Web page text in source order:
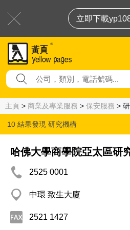
立即下載
主頁 > 商業及專業服務 > 保安服務 >
10 結果發現 研究機構
哈佛大學商學院亞太區研
2525 0001
中環 致生大廈
2521 1427